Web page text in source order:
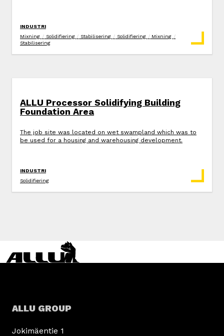
INDUSTRI
Mixning / Solidifiering / Stabilisering / Solidifiering / Mixning /
Stabilisering
ALLU Processor Solidifying Building
Foundation Area
The job site was located on wet swampland which was to
be used for a housing and warehousing development.
INDUSTRI
Solidifiering
ALLU GROUP
Jokimäentie 1